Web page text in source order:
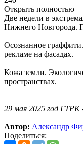
Открыть полностью
Две недели в
Нижнего Новгорода.
Осознанное
рекламе на фасадах.
Кожа земли.
пространствах.
29 мая 2025 год
Автор: Александр
Поделиться: